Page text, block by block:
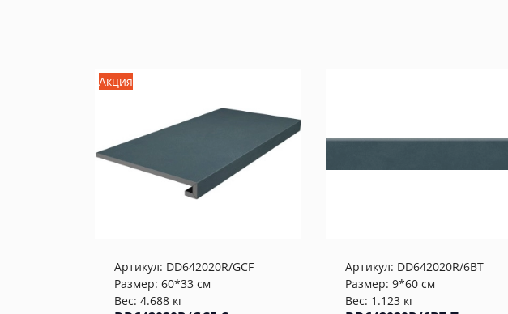
Акция
Артикул: DD642020R/GCF
Размер: 60*33 см
Вес: 4.688 кг
Артикул: DD642020R/6BT
Размер: 9*60 см
Вес: 1.123 кг